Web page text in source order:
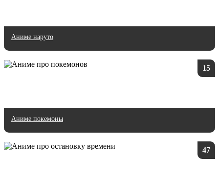
Аниме наруто
15
Аниме покемоны
47